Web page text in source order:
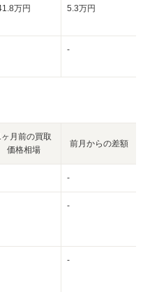
万円 5.3万円
-
ヶ月前の買取
価格相場
前月からの差額
-
-
-